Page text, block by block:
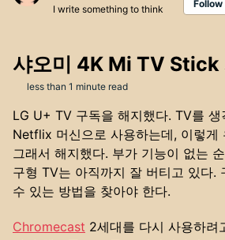
I write something to think Follow
샤오미 4K Mi TV Stick
less than 1 minute read
LG U+ TV 구독을 해지했다. TV를 생
Netflix 머신으로 사용하는데, 이렇게
그래서 해지했다. 부가 기능이 없는
구형 TV는 아직까지 잘 버티고 있다.
수 있는 방법을 찾아야 한다.
Chromecast 2세대를 다시 사용하려